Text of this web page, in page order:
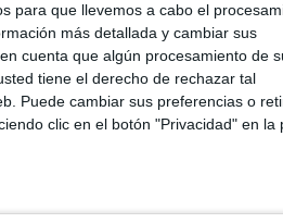
para que llevemos a cabo el
más detallada y cambiar sus
cuenta que algún procesamiento de
tiene el derecho de rechazar tal
Puede cambiar sus preferencias o
clic en el botón "Privacidad" en la
Es